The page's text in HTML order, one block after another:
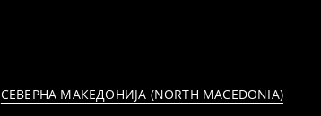
СЕВЕРНА МАКЕДОНИЈА (NORTH MACEDONIA)